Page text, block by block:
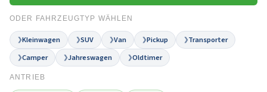
ODER FAHRZEUGTYP WÄHLEN
❯Kleinwagen ❯SUV ❯Van ❯Pickup ❯Transporter
❯Camper ❯Jahreswagen ❯Oldtimer
ANTRIEB